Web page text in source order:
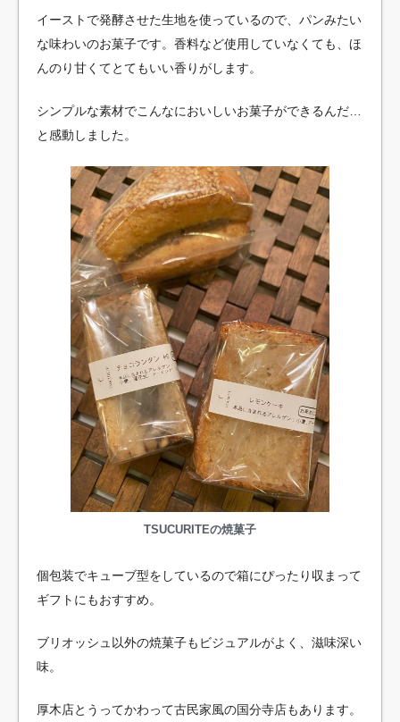
イーストで発酵させた生地を使っているので、パンみたい
な味わいのお菓子です。香料など使用していなくても、ほ
んのり甘くてとてもいい香りがします。
シンプルな素材でこんなにおいしいお菓子ができるんだ…
と感動しました。
TSUCURITEの焼菓子
個包装でキューブ型をしているので箱にぴったり収まって
ギフトにもおすすめ。
ブリオッシュ以外の焼菓子もビジュアルがよく、滋味深い
味。
厚木店とうってかわって古民家風の国分寺店もあります。